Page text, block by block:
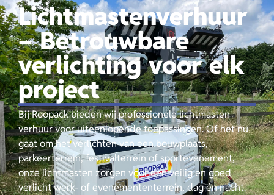
Lichtmastenverhuur
– Betrouwbare
verlichting voor elk
project
Bij Roopack bieden wij professionele lichtmasten
verhuur voor uiteenlopende toepassingen. Of het nu
gaat om het verlichten van een bouwplaats,
parkeerterrein, festivalterrein of sportevenement,
onze lichtmasten zorgen voor een veilig en goed
verlicht werk- of evenemententerrein, dag én nacht.